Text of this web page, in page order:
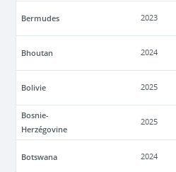
Bermudes 2023
Bhoutan 2024
Bolivie 2025
Bosnie-
Herzégovine
2025
Botswana 2024